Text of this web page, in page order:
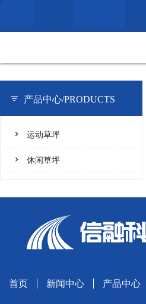
产品中心/PRODUCTS
运动草坪
休闲草坪
首页 新闻中心 产品中心